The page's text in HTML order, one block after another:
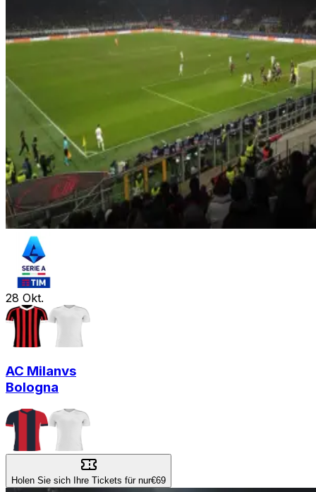
28 Okt.
AC Milanvs
Bologna
Holen Sie sich Ihre Tickets für nur€69